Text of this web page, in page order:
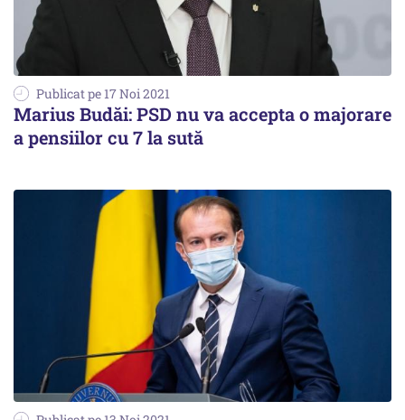
Publicat pe 17 Noi 2021
Marius Budăi: PSD nu va accepta o majorare
a pensiilor cu 7 la sută